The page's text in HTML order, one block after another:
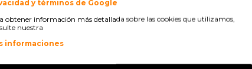
y términos de Google
obtener información más detallada sobre las cookies que utilizamos,
nuestra
informaciones